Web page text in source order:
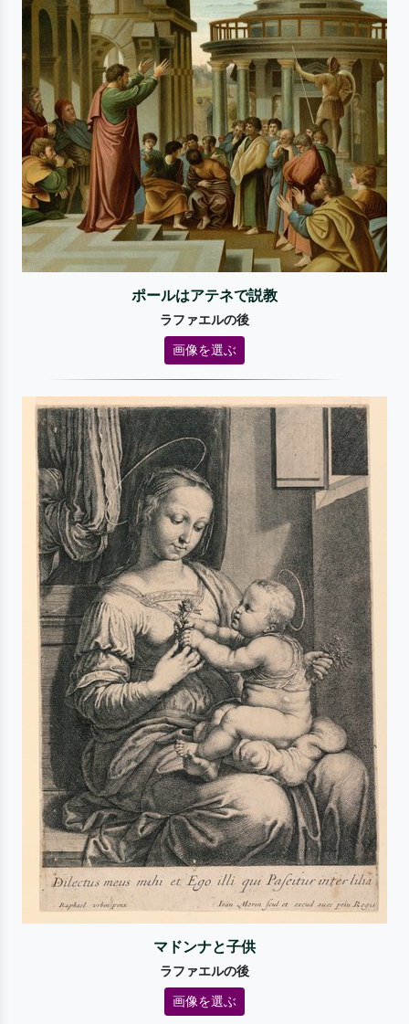
ポールはアテネで説教
ラファエルの後
画像を選ぶ
マドンナと子供
ラファエルの後
画像を選ぶ